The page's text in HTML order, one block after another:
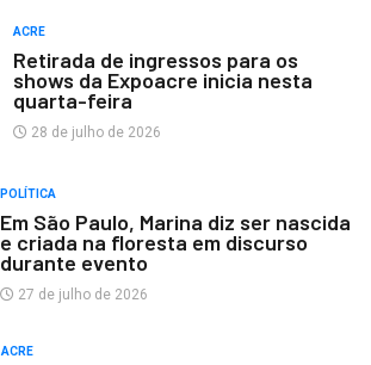
ACRE
Retirada de ingressos para os
shows da Expoacre inicia nesta
quarta-feira
28 de julho de 2026
POLÍTICA
Em São Paulo, Marina diz ser nascida
e criada na floresta em discurso
durante evento
27 de julho de 2026
ACRE